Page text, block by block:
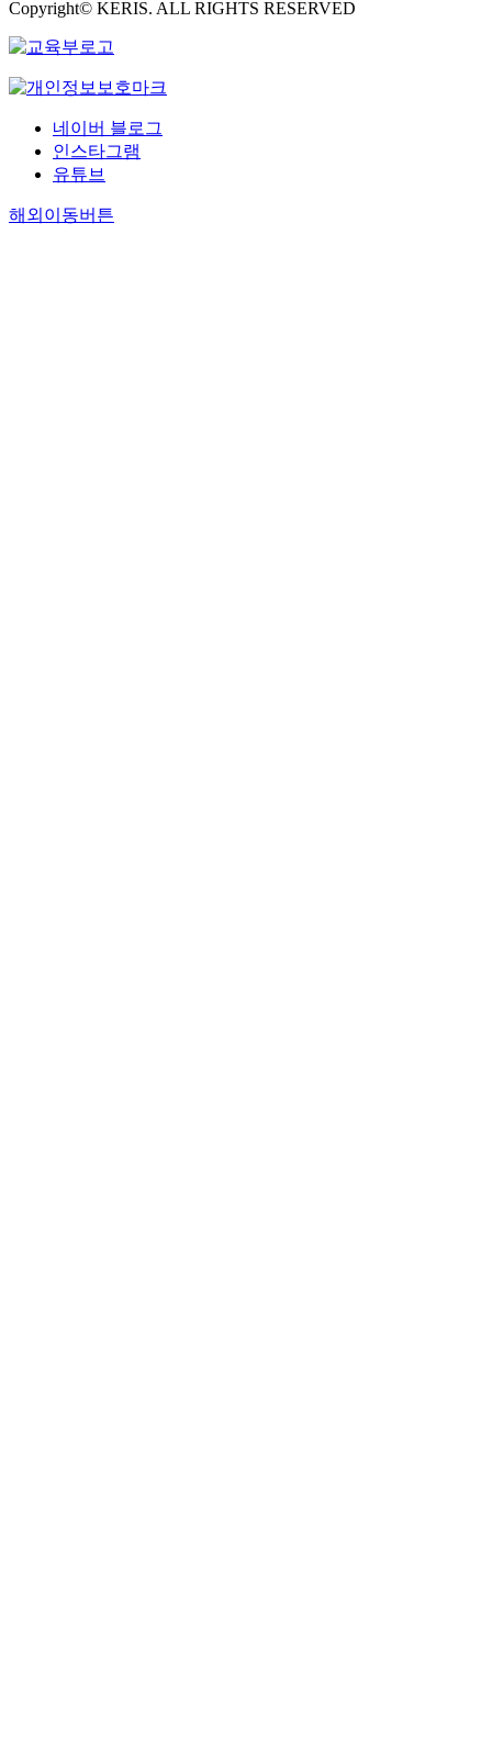
Copyright© KERIS. ALL RIGHTS RESERVED
네이버 블로그
인스타그램
유튜브
해외이동버튼